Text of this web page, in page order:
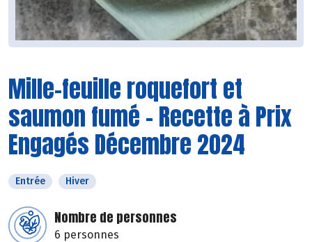
Mille-feuille roquefort et
saumon fumé - Recette à Prix
Engagés Décembre 2024
Entrée Hiver
Nombre de personnes
6 personnes